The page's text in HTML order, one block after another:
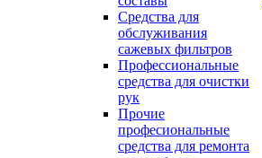
Средства для
обслуживания
сажевых фильтров
Профессиональные
средства для очистки
рук
Прочие
професиональные
средства для ремонта